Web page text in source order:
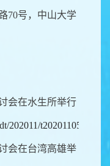
70号，中山大学
会在水生所举行
202011/
会在台湾高雄举